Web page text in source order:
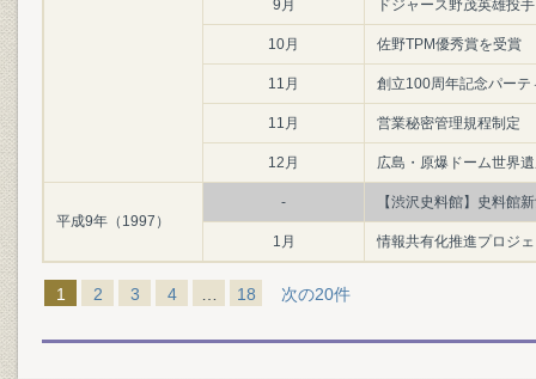
9月 ドジャース野茂英雄投
10月 佐野TPM優秀賞を受賞
11月 創立100周年記念パーテ
11月 営業秘密管理規程制定
12月 広島・原爆ドーム世界
平成9年（1997）
- 【渋沢史料館】史料館
1月 情報共有化推進プロジ
1 2 3 4 18 次の20件